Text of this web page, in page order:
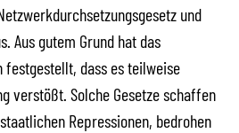
und
Aus gutem Grund hat das
festgestellt, dass es teilweise
verstößt. Solche Gesetze schaffen
Repressionen, bedrohen